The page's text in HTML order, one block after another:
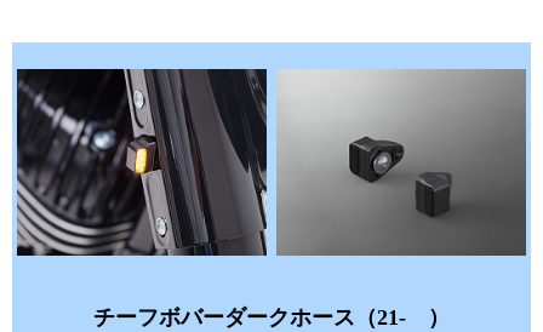
チーフボバーダークホース（21- ）